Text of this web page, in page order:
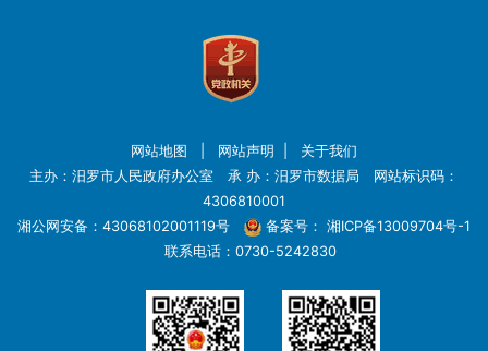
网站地图 网站声明
关于我们
主办：汨罗市人民政府办公室 承 办：汨罗市数据局 网站标识码：
4306810001
湘公网安备：43068102001119号
备案号： 湘ICP备13009704号-1
联系电话：0730-5242830